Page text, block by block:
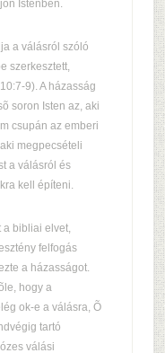
Istenben.
a válásról szóló
szerkesztett,
9). A házasság
soron Isten az, aki
csupán az emberi
megpecsételi
a válásról és
kell építeni.
a bibliai elvet,
felfogás
a házasságot.
hogy a
ok-e a válásra, Õ
tartó
válási